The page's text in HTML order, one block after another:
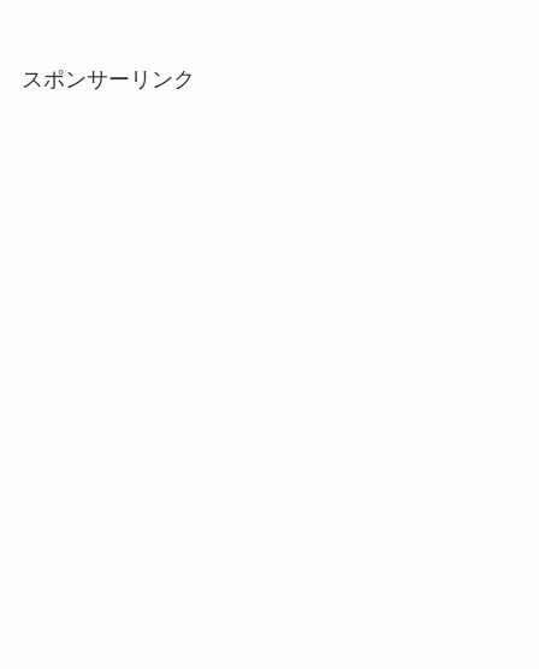
スポンサーリンク